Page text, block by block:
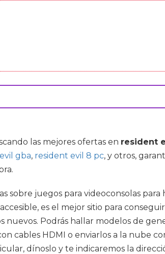
las mejores ofertas en resident
gba, resident evil 8 pc, y otros,
sobre juegos para videoconsolas
es el mejor sitio para
nuevos. Podrás hallar modelos de
cables HDMI o enviarlos a la nube
dínoslo y te indicaremos la